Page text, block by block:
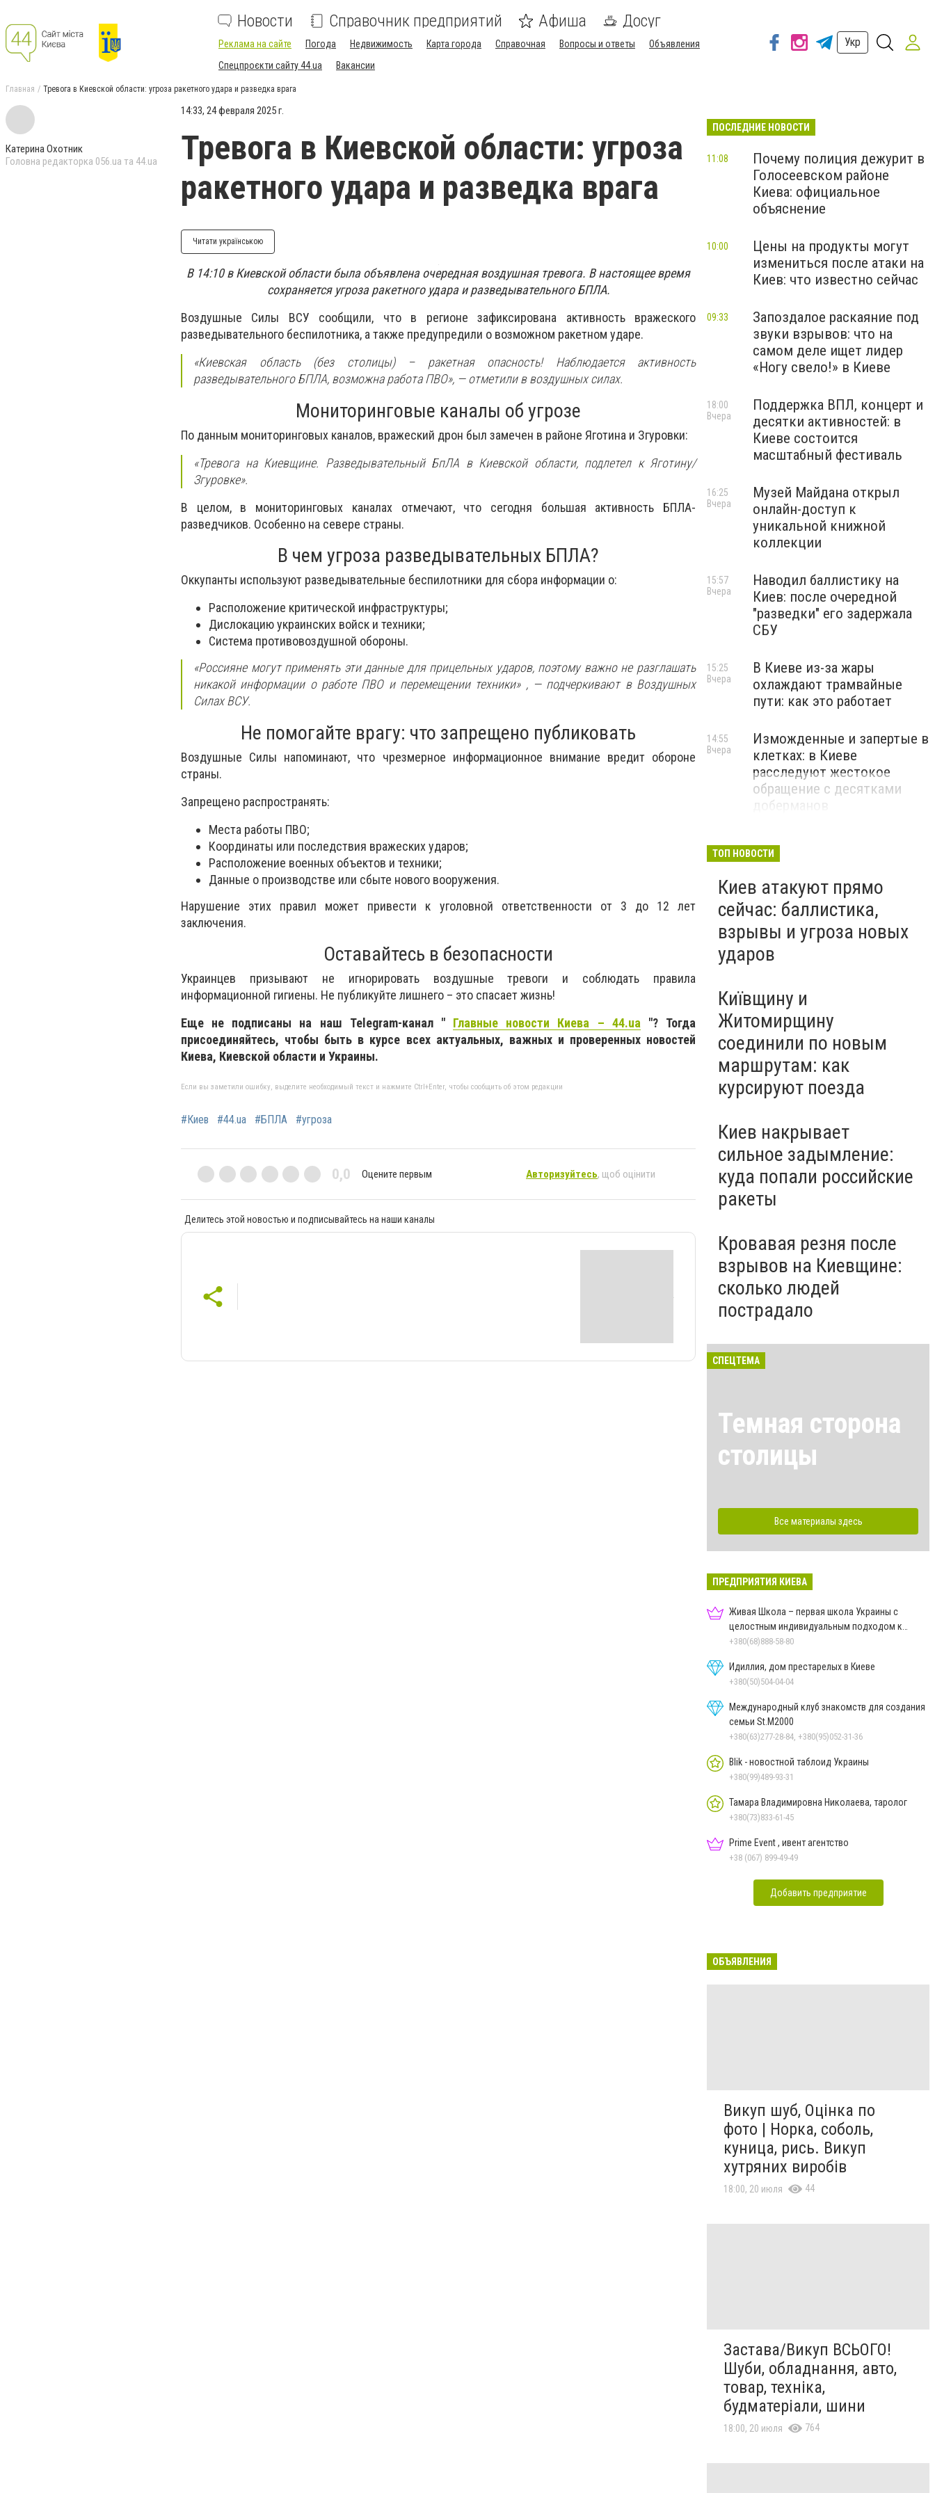
Новости Справочник предприятий Афиша Досуг
Реклама на сайте Погода Недвижимость Карта города Справочная Вопросы и ответы
Объявления
Спецпроєкти сайту 44.ua
Вакансии
Укр
Главная Тревога в Киевской области: угроза ракетного удара и разведка врага
Катерина Охотник
Головна редакторка 056.ua та 44.ua
14:33, 24 февраля 2025 г.
Тревога в Киевской области: угроза
ракетного удара и разведка врага
Читати українською
В 14:10 в Киевской области была объявлена очередная воздушная тревога. В настоящее время
сохраняется угроза ракетного удара и разведывательного БПЛА.
Воздушные Силы ВСУ сообщили, что в регионе зафиксирована активность вражеского
разведывательного беспилотника, а также предупредили о возможном ракетном ударе.
«Киевская область (без столицы) – ракетная опасность! Наблюдается активность
разведывательного БПЛА, возможна работа ПВО», —отметили в воздушных силах.
Мониторинговые каналы об угрозе
По данным мониторинговых каналов, вражеский дрон был замечен в районе Яготина и Згуровки:
«Тревога на Киевщине. Разведывательный БпЛА в Киевской области, подлетел к Яготину/
Згуровке».
В целом, в мониторинговых каналах отмечают, что сегодня большая активность БПЛА-
разведчиков. Особенно на севере страны.
В чем угроза разведывательных БПЛА?
Оккупанты используют разведывательные беспилотники для сбора информации о:
Расположение критической инфраструктуры;
Дислокацию украинских войск и техники;
Система противовоздушной обороны.
«Россияне могут применять эти данные для прицельных ударов, поэтому важно не разглашать
никакой информации о работе ПВО и перемещении техники», — подчеркивают в Воздушных
Силах ВСУ.
Не помогайте врагу: что запрещено публиковать
Воздушные Силы напоминают, что чрезмерное информационное внимание вредит обороне
страны.
Запрещено распространять:
Места работы ПВО;
Координаты или последствия вражеских ударов;
Расположение военных объектов и техники;
Данные о производстве или сбыте нового вооружения.
Нарушение этих правил может привести к уголовной ответственности от 3 до 12 лет
заключения.
Оставайтесь в безопасности
Украинцев призывают не игнорировать воздушные тревоги и соблюдать правила
информационной гигиены. Не публикуйте лишнего – это спасает жизнь!
Еще не подписаны на наш Telegram-канал " Главные новости Киева – 44.ua"? Тогда
присоединяйтесь, чтобы быть в курсе всех актуальных, важных и проверенных новостей
Киева, Киевской области и Украины.
Если вы заметили ошибку, выделите необходимый текст и нажмите Ctrl+Enter, чтобы сообщить об этом редакции
#Киев #44.ua #БПЛА #угроза
0,0 Оцените первым Авторизуйтесь, щоб оцінити
Делитесь этой новостью и подписывайтесь на наши каналы
ПОСЛЕДНИЕ НОВОСТИ
Почему полиция дежурит в
Голосеевском районе
Киева: официальное
объяснение
11:08
Цены на продукты могут
измениться после атаки на
Киев: что известно сейчас
10:00
Запоздалое раскаяние под
звуки взрывов: что на
самом деле ищет лидер
«Ногу свело!» в Киеве
09:33
Поддержка ВПЛ, концерт и
десятки активностей: в
Киеве состоится
масштабный фестиваль
18:00
Вчера
Музей Майдана открыл
онлайн-доступ к
уникальной книжной
коллекции
16:25
Вчера
Наводил баллистику на
Киев: после очередной
"разведки" его задержала
СБУ
15:57
Вчера
В Киеве из-за жары
охлаждают трамвайные
пути: как это работает
15:25
Вчера
Изможденные и запертые в
клетках: в Киеве
расследуют жестокое
обращение с десятками
доберманов
14:55
Вчера
ТОП НОВОСТИ
Киев атакуют прямо
сейчас: баллистика,
взрывы и угроза новых
ударов
Київщину и
Житомирщину
соединили по новым
маршрутам: как
курсируют поезда
Киев накрывает
сильное задымление:
куда попали российские
ракеты
Кровавая резня после
взрывов на Киевщине:
сколько людей
пострадало
СПЕЦТЕМА
Темная сторона
столицы
Все материалы здесь
ПРЕДПРИЯТИЯ КИЕВА
Живая Школа – первая школа Украины с
целостным индивидуальным подходом к
обучению
+380(68)888-58-80
Идиллия, дом престарелых в Киеве
+380(50)504-04-04
Международный клуб знакомств для создания
семьи St.М2000
+380(63)277-28-84, +380(95)052-31-36
Blik - новостной таблоид Украины
+380(99)489-93-31
Тамара Владимировна Николаева, таролог
+380(73)833-61-45
Prime Event , ивент агентство
+38 (067) 899-49-49
Добавить предприятие
ОБЪЯВЛЕНИЯ
Викуп шуб, Оцінка по
фото | Норка, соболь,
куница, рись. Викуп
хутряних виробів
18:00, 20 июля 44
Застава/Викуп ВСЬОГО!
Шуби, обладнання, авто,
товар, техніка,
будматеріали, шини
18:00, 20 июля 764